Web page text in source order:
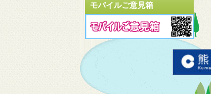
モバイルご意見箱